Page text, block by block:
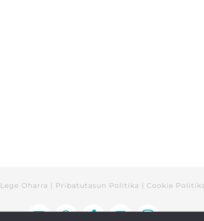
Lege Oharra | Pribatutasun Politika | Cookie